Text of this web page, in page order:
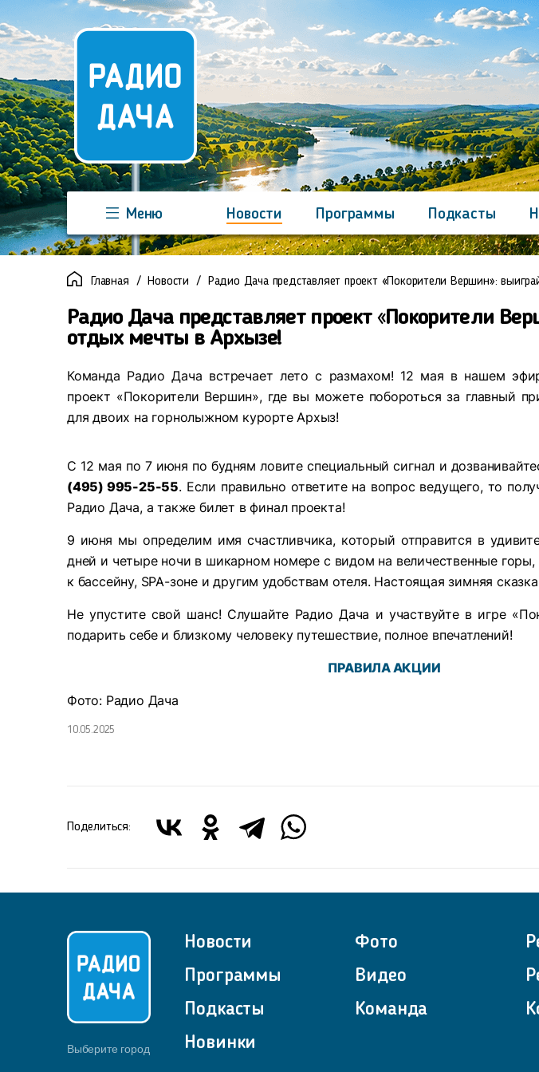
Меню Новости Программы Подкасты
Команда
Регионы Реклама Контакты
Главная Новости Радио Дача представляет проект «Покорители Вершин»:
Радио Дача представляет проект «Покорители
отдых мечты в Архызе!
Команда Радио Дача встречает лето с размахом! 12 мая в нашем
проект «Покорители Вершин», где вы можете побороться за главный
для двоих на горнолыжном курорте Архыз!
С 12 мая по 7 июня по будням ловите специальный сигнал и
(495) 995-25-55. Если правильно ответите на вопрос ведущего, то
Радио Дача, а также билет в финал проекта!
9 июня мы определим имя счастливчика, который отправится в
дней и четыре ночи в шикарном номере с видом на величественные горы,
к бассейну, SPA-зоне и другим удобствам отеля. Настоящая зимняя
Не упустите свой шанс! Слушайте Радио Дача и участвуйте в игре
подарить себе и близкому человеку путешествие, полное впечатлений!
ПРАВИЛА АКЦИИ
Фото: Радио Дача
10.05.2025
Поделиться:
Выберите город
Новости
Программы
Подкасты
Новинки
Фото
Видео
Команда